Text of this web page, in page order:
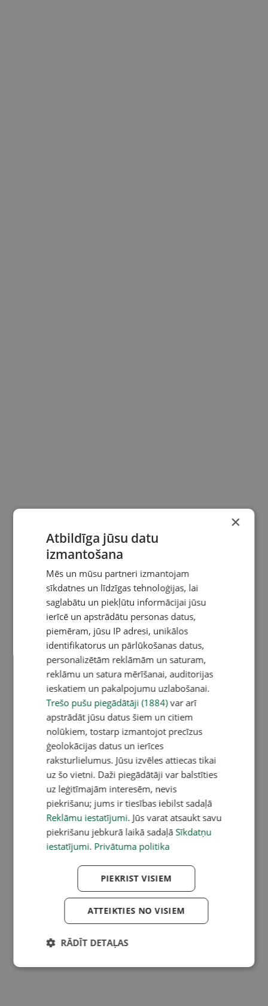
×
Atbildīga jūsu datu
izmantošana
Mēs un mūsu partneri izmantojam
sīkdatnes un līdzīgas tehnoloģijas, lai
saglabātu un piekļūtu informācijai jūsu
ierīcē un apstrādātu personas datus,
piemēram, jūsu IP adresi, unikālos
identifikatorus un pārlūkošanas datus,
personalizētām reklāmām un saturam,
reklāmu un satura mērīšanai, auditorijas
ieskatiem un pakalpojumu uzlabošanai.
Trešo pušu piegādātāji (1884)var arī
apstrādāt jūsu datus šiem un citiem
nolūkiem, tostarp izmantojot precīzus
ģeolokācijas datus un ierīces
raksturlielumus. Jūsu izvēles attiecas tikai
uz šo vietni. Daži piegādātāji var balstīties
uz leģitīmajām interesēm, nevis
piekrišanu; jums ir tiesības iebilst sadaļā
Reklāmu iestatījumi. Jūs varat atsaukt savu
piekrišanu jebkurā laikā sadaļā Sīkdatņu
iestatījumi. Privātuma politika
PIEKRIST VISIEM
ATTEIKTIES NO VISIEM
RĀDĪT DETAĻAS